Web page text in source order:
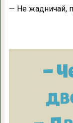
— Нe жадничай,